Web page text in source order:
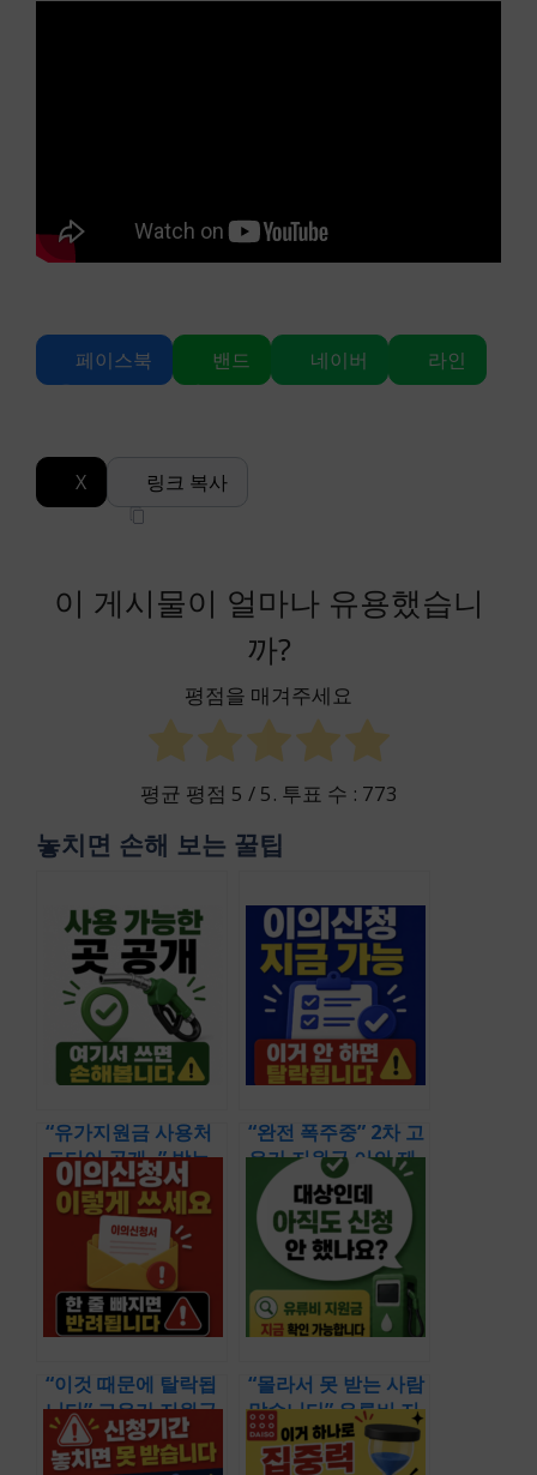
페이스북 밴드 네이버 라인
X 링크 복사
이 게시물이 얼마나 유용했습니
까?
평점을 매겨주세요
평균 평점 5 / 5. 투표 수 : 773
놓치면 손해 보는 꿀팁
“유가지원금 사용처
드디어 공개~” 받는
것보다 어디에 쓰는
지랄 먼저 보아야 한
“완전 폭주중” 2차 고
유가 지원금 이의 제
기 신청 안 하면 그대
로 탈락 확정입니다
& 놓치기 쉬운 판단
기준부터 신청 흐름
까지
“이것 때문에 탈락됩
니다” 고유가 지원금
이의 신청서 작성 핵
심 가이드 & 탈락 통
“몰라서 못 받는 사람
많습니다” 유류비 지
원금 대상 지금 바로
확인해야 하는 이유